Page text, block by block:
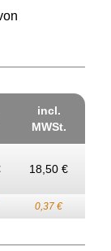
incl.
MWSt.
18,50 €
0,37 €